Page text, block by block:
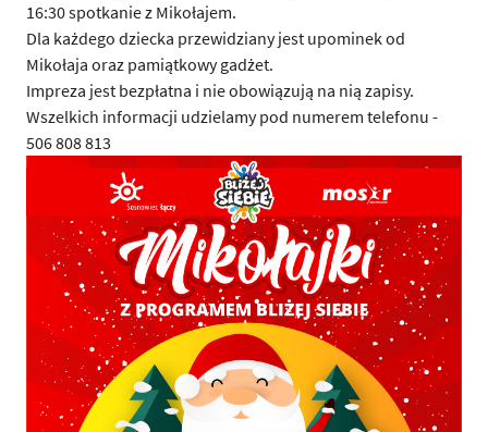
16:30 spotkanie z Mikołajem.
Dla każdego dziecka przewidziany jest upominek od
Mikołaja oraz pamiątkowy gadżet.
Impreza jest bezpłatna i nie obowiązują na nią zapisy.
Wszelkich informacji udzielamy pod numerem telefonu -
506 808 813